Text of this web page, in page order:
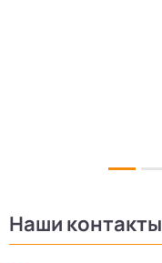
Наши контакты